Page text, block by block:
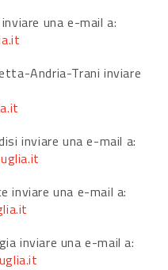
una e-mail a:
Andria-Trani inviare
inviare una e-mail a:
inviare una e-mail a:
inviare una e-mail a: